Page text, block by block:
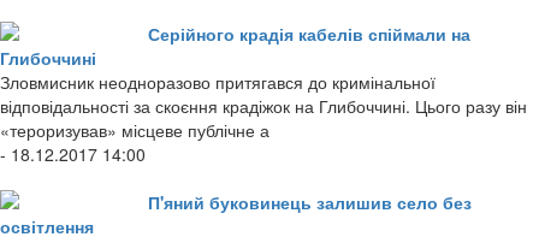
Серійного крадія кабелів спіймали на
Глибоччині
Зловмисник неодноразово притягався до кримінальної
відповідальності за скоєння крадіжок на Глибоччині. Цього разу він
«тероризував» місцеве публічне а
- 18.12.2017 14:00
П'яний буковинець залишив село без
освітлення